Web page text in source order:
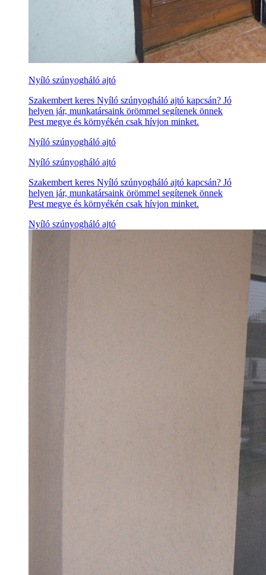
Nyíló szúnyogháló ajtó
Szakembert keres Nyíló szúnyogháló ajtó kapcsán? Jó
helyen jár, munkatársaink örömmel segítenek önnek
Pest megye és környékén csak hívjon minket.
Nyíló szúnyogháló ajtó
Nyíló szúnyogháló ajtó
Szakembert keres Nyíló szúnyogháló ajtó kapcsán? Jó
helyen jár, munkatársaink örömmel segítenek önnek
Pest megye és környékén csak hívjon minket.
Nyíló szúnyogháló ajtó